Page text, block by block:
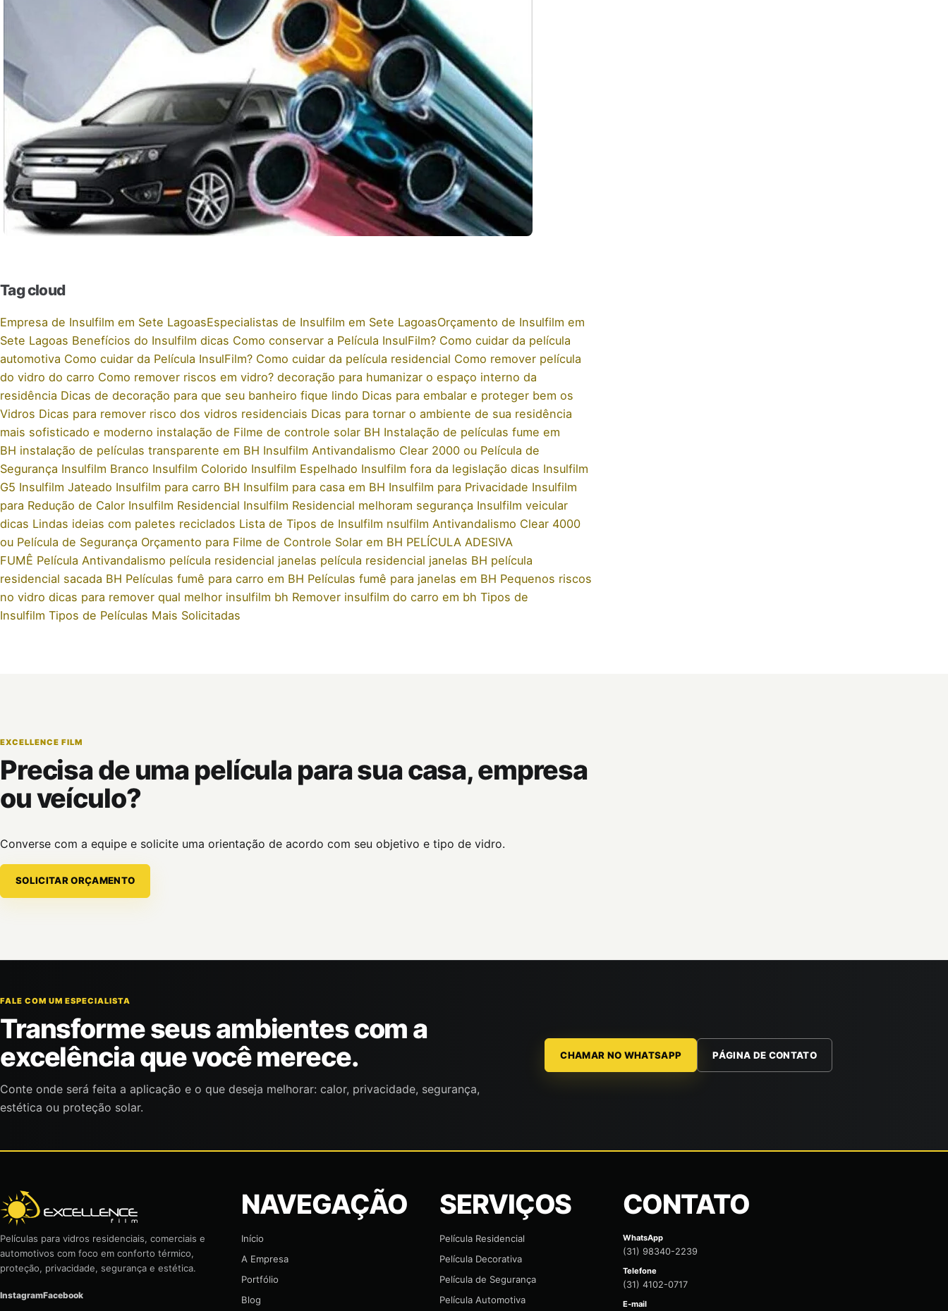
Tag cloud
Empresa de Insulfilm em Sete LagoasEspecialistas de Insulfilm em Sete LagoasOrçamento de Insulfilm em
Sete Lagoas Benefícios do Insulfilm dicas Como conservar a Película InsulFilm? Como cuidar da película
automotiva Como cuidar da Película InsulFilm? Como cuidar da película residencial Como remover película
do vidro do carro Como remover riscos em vidro? decoração para humanizar o espaço interno da
residência Dicas de decoração para que seu banheiro fique lindo Dicas para embalar e proteger bem os
Vidros Dicas para remover risco dos vidros residenciais Dicas para tornar o ambiente de sua residência
mais sofisticado e moderno instalação de Filme de controle solar BH Instalação de películas fume em
BH instalação de películas transparente em BH Insulfilm Antivandalismo Clear 2000 ou Película de
Segurança Insulfilm Branco Insulfilm Colorido Insulfilm Espelhado Insulfilm fora da legislação dicas Insulfilm
G5 Insulfilm Jateado Insulfilm para carro BH Insulfilm para casa em BH Insulfilm para Privacidade Insulfilm
para Redução de Calor Insulfilm Residencial Insulfilm Residencial melhoram segurança Insulfilm veicular
dicas Lindas ideias com paletes reciclados Lista de Tipos de Insulfilm nsulfilm Antivandalismo Clear 4000
ou Película de Segurança​ Orçamento para Filme de Controle Solar em BH PELÍCULA ADESIVA
FUMÊ Película Antivandalismo película residencial janelas película residencial janelas BH película
residencial sacada BH Películas fumê para carro em BH Películas fumê para janelas em BH Pequenos riscos
no vidro dicas para remover qual melhor insulfilm bh Remover insulfilm do carro em bh Tipos de
Insulfilm Tipos de Películas Mais Solicitadas
EXCELLENCE FILM
Precisa de uma película para sua casa, empresa
ou veículo?
Converse com a equipe e solicite uma orientação de acordo com seu objetivo e tipo de vidro.
SOLICITAR ORÇAMENTO
FALE COM UM ESPECIALISTA
Transforme seus ambientes com a
excelência que você merece.
Conte onde será feita a aplicação e o que deseja melhorar: calor, privacidade, segurança,
estética ou proteção solar.
CHAMAR NO WHATSAPP PÁGINA DE CONTATO
Películas para vidros residenciais, comerciais e
automotivos com foco em conforto térmico,
proteção, privacidade, segurança e estética.
InstagramFacebook
NAVEGAÇÃO
Início
A Empresa
Portfólio
Blog
SERVIÇOS
Película Residencial
Película Decorativa
Película de Segurança
Película Automotiva
CONTATO
WhatsApp
(31) 98340-2239
Telefone
(31) 4102-0717
E-mail